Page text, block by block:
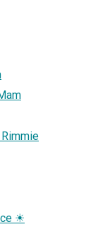
☀